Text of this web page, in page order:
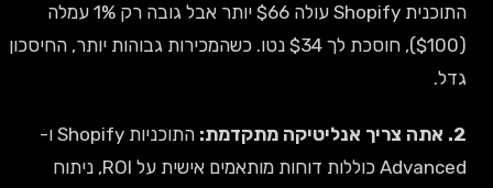
התוכנית Shopify עולה $66 יותר אבל גובה רק 1% עמלה
($100), חוסכת לך $34 נטו. כשהמכירות גבוהות יותר, החיסכון
גדל.
2. אתה צריך אנליטיקה מתקדמת:
התוכניות Shopify ו-
Advanced כוללות דוחות מותאמים אישית על ROI, ניתוח